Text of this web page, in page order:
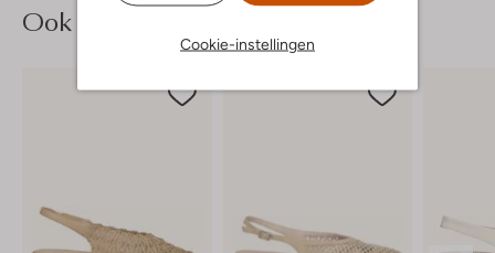
Cookie-instellingen
Ook iets voor jou?